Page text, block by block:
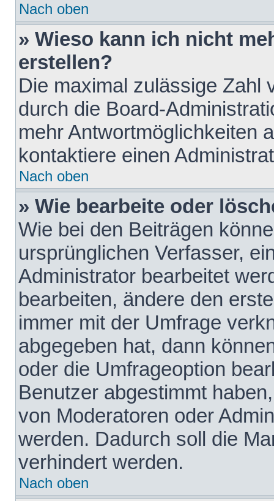
Nach oben
» Wieso kann ich nicht
erstellen?
Die maximal zulässige Zahl
durch die Board-
mehr Antwortmöglichkeiten
kontaktiere einen
Nach oben
» Wie bearbeite oder
Wie bei den Beiträgen
ursprünglichen Verfasser,
Administrator bearbeitet
bearbeiten, ändere den
immer mit der Umfrage
abgegeben hat, dann
oder die Umfrageoption
Benutzer abgestimmt
von Moderatoren oder
werden. Dadurch soll die
verhindert werden.
Nach oben